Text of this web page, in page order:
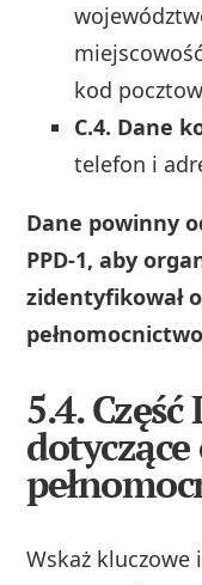
kod
C.4. Dane
telefon i
Dane powinny
PPD‑1, aby
zidentyfikował
5.4.
Wskaż kluczowe